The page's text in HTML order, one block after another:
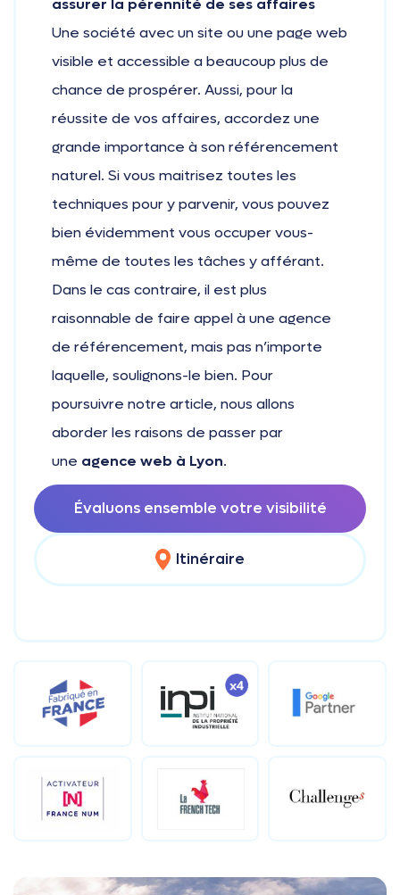
assurer la pérennité de ses affaires
Une société avec un site ou une page web
visible et accessible a beaucoup plus de
chance de prospérer. Aussi, pour la
réussite de vos affaires, accordez une
grande importance à son référencement
naturel. Si vous maitrisez toutes les
techniques pour y parvenir, vous pouvez
bien évidemment vous occuper vous-
même de toutes les tâches y afférant.
Dans le cas contraire, il est plus
raisonnable de faire appel à une agence
de référencement, mais pas n’importe
laquelle, soulignons-le bien. Pour
poursuivre notre article, nous allons
aborder les raisons de passer par
une agence web à Lyon.
Évaluons ensemble votre visibilité
Itinéraire